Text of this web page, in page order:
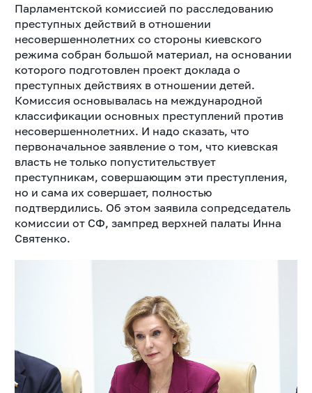
Парламентской комиссией по расследованию
преступных действий в отношении
несовершеннолетних со стороны киевского
режима собран большой материал, на основании
которого подготовлен проект доклада о
преступных действиях в отношении детей.
Комиссия основывалась на международной
классификации основных преступлений против
несовершеннолетних. И надо сказать, что
первоначальное заявление о том, что киевская
власть не только попустительствует
преступникам, совершающим эти преступления,
но и сама их совершает, полностью
подтвердились. Об этом заявила сопредседатель
комиссии от СФ, зампред верхней палаты Инна
Святенко.